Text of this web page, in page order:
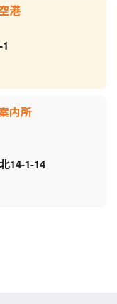
港
内所
14-1-14